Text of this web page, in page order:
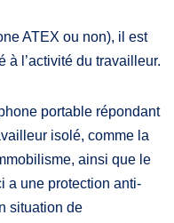
ATEX ou non), il est
à l’activité du travailleur.
portable répondant
isolé, comme la
ainsi que le
a une protection anti-
situation de